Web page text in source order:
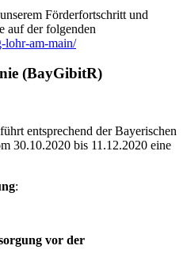
Förderfortschritt und
auf der folgenden
lohr-am-main/
(BayGibitR)
entsprechend der Bayerischen
30.10.2020 bis 11.12.2020 eine
:
vor der